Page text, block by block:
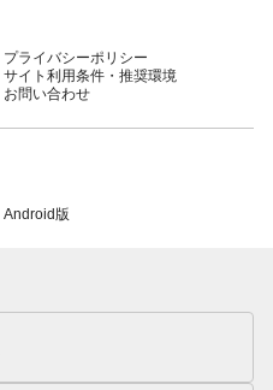
プライバシーポリシー
サイト利用条件・推奨環境
お問い合わせ
Android版